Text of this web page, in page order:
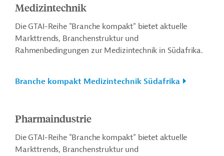
Medizintechnik
Die GTAI-Reihe "Branche kompakt" bietet aktuelle
Markttrends, Branchenstruktur und
Rahmenbedingungen zur Medizintechnik in Südafrika.
Branche kompakt Medizintechnik Südafrika
Pharmaindustrie
Die GTAI-Reihe "Branche kompakt" bietet aktuelle
Markttrends, Branchenstruktur und